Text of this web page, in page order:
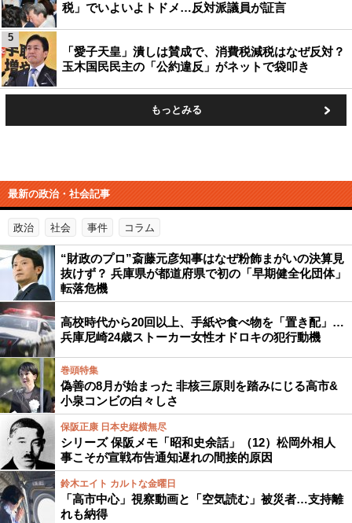
税」でいよいよトドメ…反対派議員が証言
「愛子天皇」潰しは賛成で、消費税減税はなぜ反対？
玉木国民民主の「公約違反」がネットで袋叩き
5
もっとみる
最新の政治・社会記事
政治 社会 事件 コラム
“財政のプロ”斎藤元彦知事はなぜ粉飾まがいの決算見
抜けず？ 兵庫県が都道府県で初の「早期健全化団体」
転落危機
高校時代から20回以上、手紙や食べ物を「置き配」…
兵庫尼崎24歳ストーカー女性オドロキの犯行動機
巻頭特集
偽善の8月が始まった 非核三原則を踏みにじる高市&
小泉コンビの白々しさ
保阪正康 日本史縦横無尽
シリーズ 保阪メモ「昭和史余話」（12）松岡外相人
事こそが宣戦布告通知遅れの間接的原因
鈴木エイト カルトな金曜日
「高市中心」視察動画と「空気読む」被災者…支持離
れも納得